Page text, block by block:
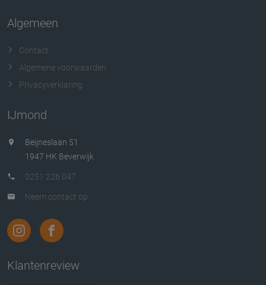
Algemeen
Contact
Algemene voorwaarden
Privacyverklaring
IJmond
Beijneslaan 51
1947 HK Beverwijk
0251 226 047
Neem contact op
Klantenreview